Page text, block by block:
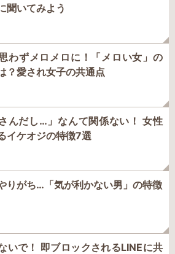
聞いてみよう
わずメロメロに！「メロい女」の
？愛され女子の共通点
さんだし…」なんて関係ない！ 女性
イケオジの特徴7選
りがち…「気が利かない男」の特徴
いで！ 即ブロックされるLINEに共